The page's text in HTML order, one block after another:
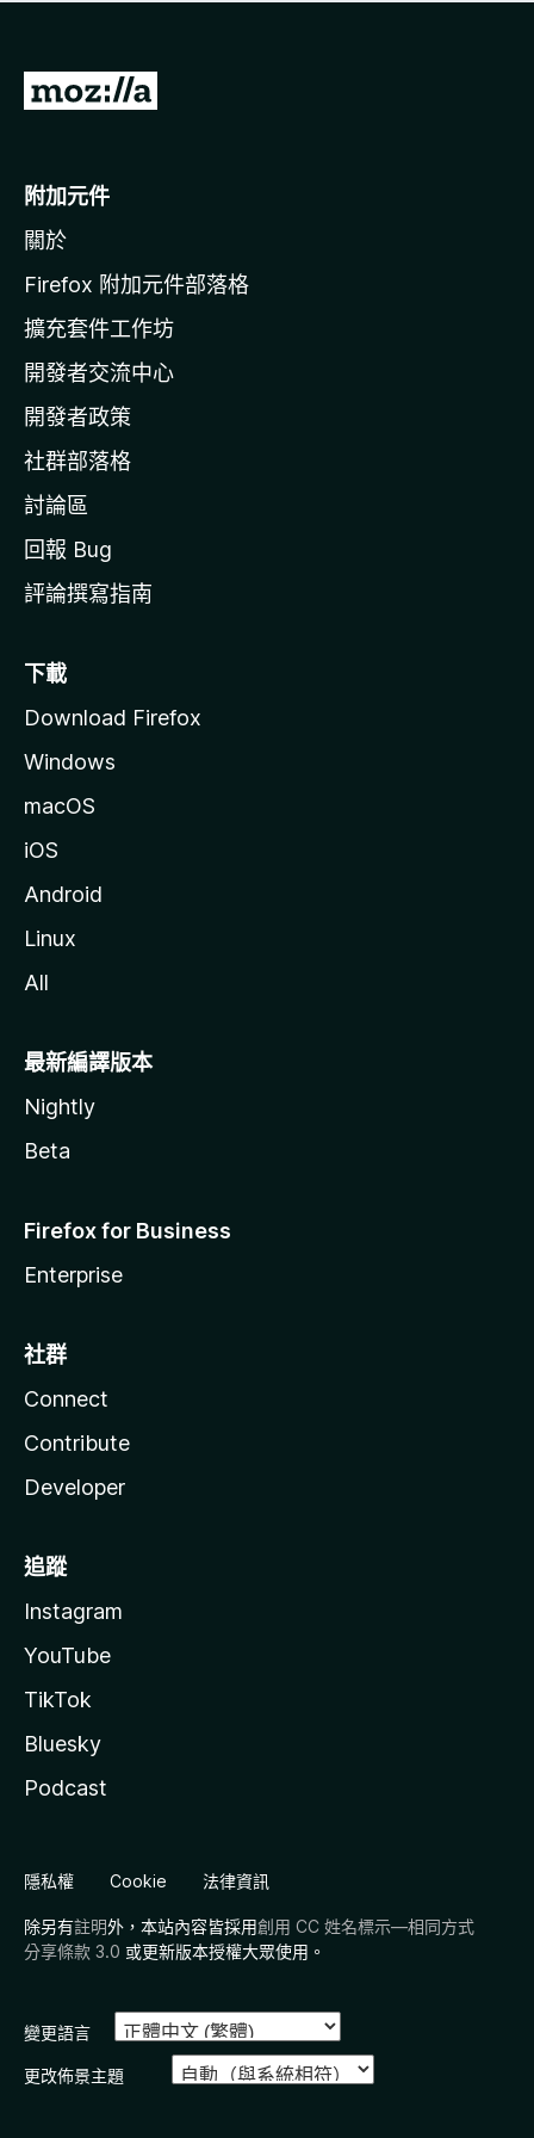
有
前
o
i
l
a
官
網
附加元件
關於
Firefox 附加元件部落格
擴充套件工作坊
開發者交流中心
開發者政策
社群部落格
討論區
回報 Bug
評論撰寫指南
下載
Download Firefox
Windows
macOS
iOS
Android
Linux
All
最新編譯版本
Nightly
Beta
Firefox for Business
Enterprise
社群
Connect
Contribute
Developer
追蹤
Instagram
YouTube
TikTok
Bluesky
Podcast
隱私權 Cookie 法律資訊
除另有註明外，本站內容皆採用創用 CC 姓名標示—相同方式
分享條款 3.0 或更新版本授權大眾使用。
變更語言
更改佈景主題